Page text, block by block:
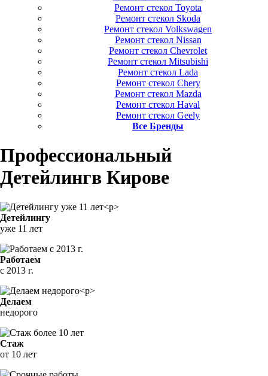
Ремонт стекол Toyota
Ремонт стекол Skoda
Ремонт стекол Volkswagen
Ремонт стекол Nissan
Ремонт стекол Chevrolet
Ремонт стекол Mitsubishi
Ремонт стекол Lada
Ремонт стекол Chery
Ремонт стекол Mazda
Ремонт стекол Haval
Ремонт стекол Geely
Все Бренды
Профессиональный
Детейлингв Кирове
Детейлингу
уже 11 лет
Работаем
с 2013 г.
Делаем
недорого
Стаж
от 10 лет